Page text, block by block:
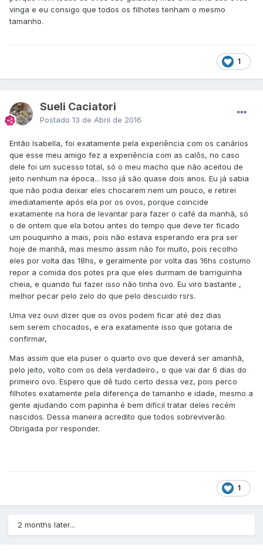
vinga e eu consigo que todos os filhotes tenham o mesmo
tamanho.
1
Sueli Caciatori
Postado 13 de Abril de 2016
Então Isabella, foi exatamente pela experiência com os canários
que esse meu amigo fez a experiência com as calôs, no caso
dele foi um sucesso total, só o meu macho que não aceitou de
jeito nenhum na época... Isso já são quase dois anos. Eu já sabia
que não podia deixar eles chocarem nem um pouco, e retirei
imediatamente após ela por os ovos, porque coincide
exatamente na hora de levantar para fazer o café da manhã, só
o de ontem que ela botou antes do tempo que deve ter ficado
um pouquinho a mais, pois não estava esperando era pra ser
hoje de manhã, mas mesmo assim não foi muito, pois recolho
eles por volta das 18hs, e geralmente por volta das 16hs costumo
repor a comida dos potes pra que eles durmam de barriguinha
cheia, e quando fui fazer isso não tinha ovo. Eu viro bastante ,
melhor pecar pelo zelo do que pelo descuido rsrs.
Uma vez ouvi dizer que os ovos podem ficar até dez dias
sem serem chocados, e era exatamente isso que gotaria de
confirmar,
Mas assim que ela puser o quarto ovo que deverá ser amanhã,
pelo jeito, volto com os dela verdadeiro., o que vai dar 6 dias do
primeiro ovo. Espero que dê tudo certo dessa vez, pois perco
filhotes exatamente pela diferença de tamanho e idade, mesmo a
gente ajudando com papinha é bem difícil tratar deles recém
nascidos. Dessa maneira acredito que todos sobreviverão.
Obrigada por responder.
1
2 months later...